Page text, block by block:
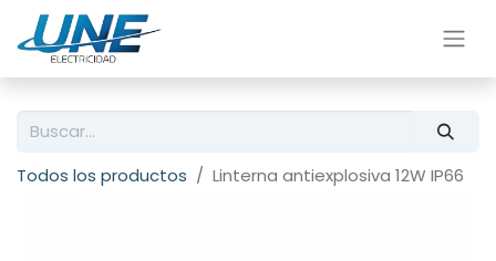
Todos los productos Linterna antiexplosiva 12W IP66